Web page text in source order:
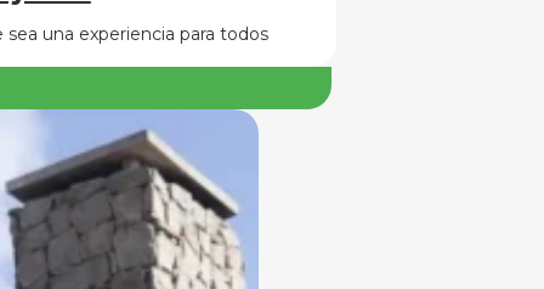
una experiencia para todos